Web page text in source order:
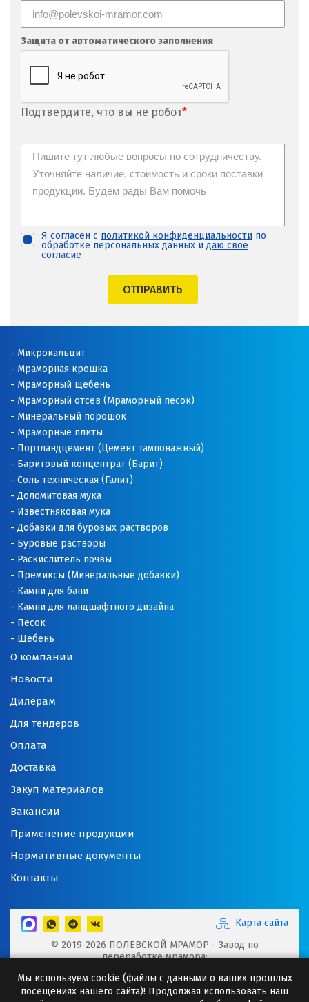
Защита от автоматического заполнения
Подтвердите, что вы не робот*
Я согласен с политикой конфиденциальности по
обработке персональных данных и даю свое
согласие
ОТПРАВИТЬ
О компании
Новости
Дилерам
Для тендеров
Оплата
Доставка
Закуп материалов
Вакансии
Применение продукции
Нормативные документы
Контакты
Микрокальцит
Мраморная крошка
Мраморный щебень
Мраморный отсев (Мраморный песок)
Минеральный порошок
Мраморные плиты
Портландцемент (Цемент тампонажный)
Баритовый концентрат (Барит)
Соль техническая (Галит)
Доломитовая мука
Известняковая мука
Добавки для буровых растворов
Буровые растворы
Раскислитель почвы
Премиксы (Минеральные добавки)
Камни для бани
Камни для ландшафтного дизайна
Песок
Щебень
Карта сайта
© 2019-2026 ПОЛЕВСКОЙ МРАМОР - Завод по
переработке мрамора:
Минеральные порошки, Добавки для буровых растворов
Мы используем cookie (файлы с данными о ваших прошлых
посещениях нашего сайта)! Продолжая использовать наш